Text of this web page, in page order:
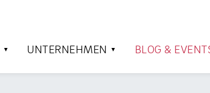
UNTERNEHMEN BLOG &